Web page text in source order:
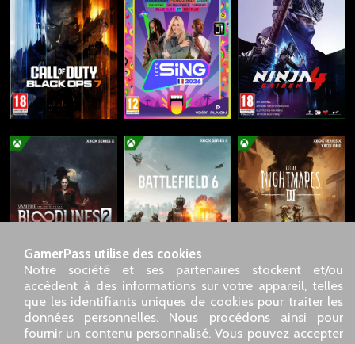
GamerPass utilise des cookies
Notre société et ses partenaires stockent et/ou
accèdent à des informations sur votre appareil, telles
que les identifiants uniques de cookies pour traiter les
données personnelles. Nous procédons ainsi pour
fournir un contenu personnalisé. Vous pouvez accepter
SARL GDN GamerPass, Service client par téléphone : 01 85